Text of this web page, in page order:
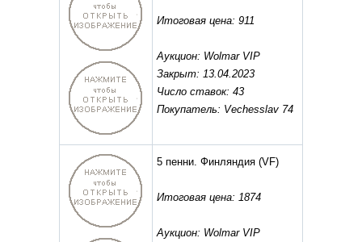
Итоговая цена: 911
Аукцион: Wolmar VIP
Закрыт: 13.04.2023
Число ставок: 43
Покупатель: Vechesslav 74
5 пенни. Финляндия (VF)
Итоговая цена: 1874
Аукцион: Wolmar VIP